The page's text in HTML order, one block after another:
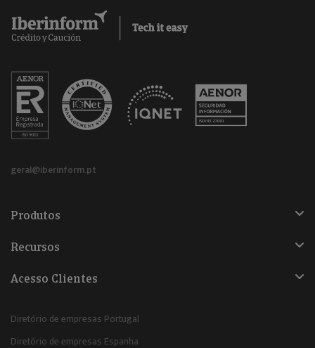
geral@iberinform.pt
Produtos
Recursos
Acesso Clientes
Diretório de empresas Portugal
Diretório de empresas Espanha